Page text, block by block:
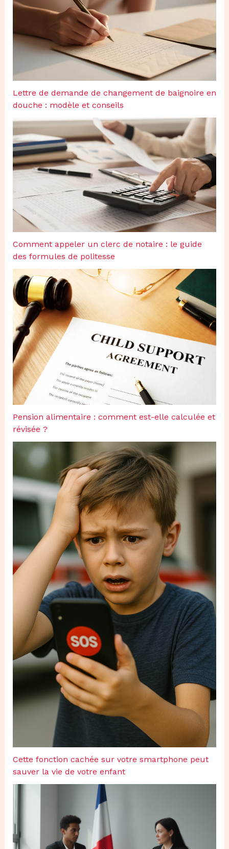
Lettre de demande de changement de baignoire en
douche : modèle et conseils
Comment appeler un clerc de notaire : le guide
des formules de politesse
Pension alimentaire : comment est-elle calculée et
révisée ?
Cette fonction cachée sur votre smartphone peut
sauver la vie de votre enfant